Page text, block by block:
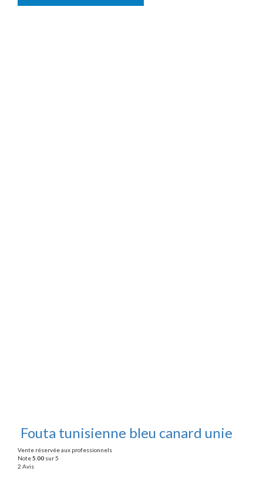
Fouta tunisienne bleu canard unie
Vente réservée aux professionnels
Note5.00 sur 5
2 Avis